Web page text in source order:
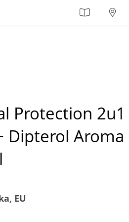
Protection
Dipterol Aroma
EU